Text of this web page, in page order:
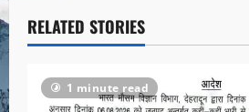
RELATED STORIES
1 minute read